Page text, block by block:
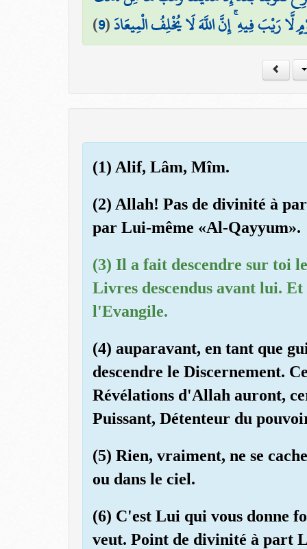
لَّا رَيْبَ فِيهِ ۚ إِنَّ اللَّهَ لَا يُخْلِفُ الْمِيعَادَ(
9
)
(1) Alif, Lâm, Mîm.
(2) Allah! Pas de divinité à
par Lui-même «Al-Qayyum».
(3) Il a fait descendre sur toi
Livres descendus avant lui.
l'Evangile.
(4) auparavant, en tant que
descendre le Discernement.
Révélations d'Allah auront,
Puissant, Détenteur du
(5) Rien, vraiment, ne se
ou dans le ciel.
(6) C'est Lui qui vous donne
veut. Point de divinité à part